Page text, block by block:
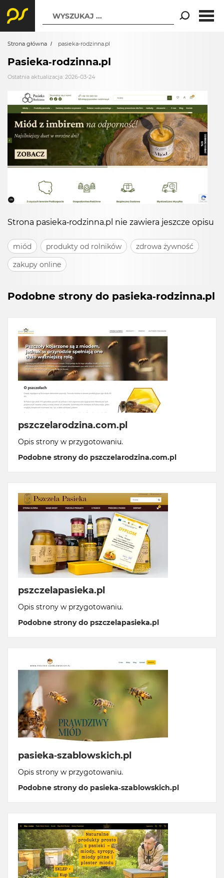
WYSZUKAJ ...
Strona główna pasieka-rodzinna.pl
Pasieka-rodzinna.pl
Ostatnia aktualizacja: 2026-03-24
Strona pasieka-rodzinna.pl nie zawiera jeszcze opisu
miód produkty od rolników
zdrowa żywność
zakupy online
Podobne strony do pasieka-rodzinna.pl
pszczelarodzina.com.pl
Opis strony w przygotowaniu.
Podobne strony do pszczelarodzina.com.pl
pszczelapasieka.pl
Opis strony w przygotowaniu.
Podobne strony do pszczelapasieka.pl
pasieka-szablowskich.pl
Opis strony w przygotowaniu.
Podobne strony do pasieka-szablowskich.pl